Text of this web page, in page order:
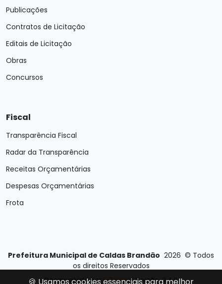
Publicações
Contratos de Licitação
Editais de Licitação
Obras
Concursos
Fiscal
Transparência Fiscal
Radar da Transparência
Receitas Orçamentárias
Despesas Orçamentárias
Frota
Prefeitura Municipal de Caldas Brandão 2026 © Todos
os direitos Reservados
Desenvolvido por E-Ticons| Versão: 2.4.0